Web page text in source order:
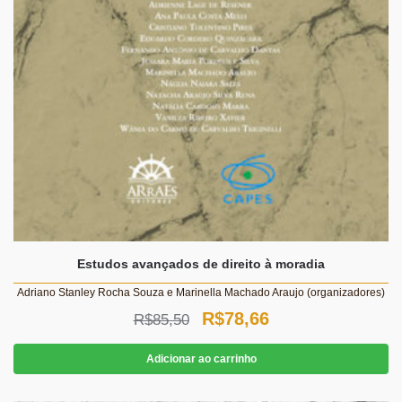
Estudos avançados de direito à moradia
Adriano Stanley Rocha Souza e Marinella Machado Araujo (organizadores)
R$85,50
O
preço
original
R$78,66O
preço
atual
Adicionar ao carrinho